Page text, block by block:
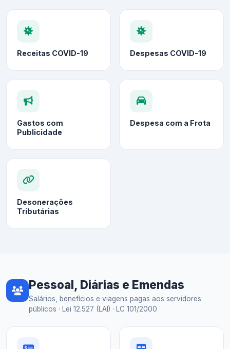
Receitas COVID-19 Despesas COVID-19
Gastos com
Publicidade
Despesa com a Frota
Desonerações
Tributárias
Pessoal, Diárias e Emendas
Salários, benefícios e viagens pagas aos servidores
públicos · Lei 12.527 (LAI) · LC 101/2000